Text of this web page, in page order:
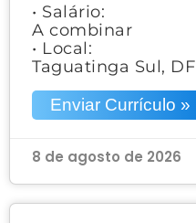
• Salário:
A combinar
• Local:
Taguatinga Sul, DF
Enviar Currículo »
8 de agosto de 2026